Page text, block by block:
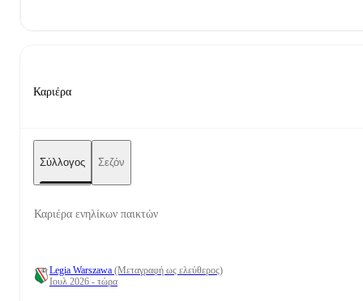
Καριέρα
Σύλλογος Σεζόν
Καριέρα ενηλίκων παικτών
Legia Warszawa (Μεταγραφή ως ελεύθερος)
Ιουλ 2026 - τώρα